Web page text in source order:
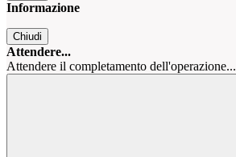
Informazione
Chiudi
Attendere...
Attendere il completamento dell'operazione...